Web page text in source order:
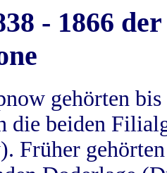
- 1866
gehörten
die beiden
Früher